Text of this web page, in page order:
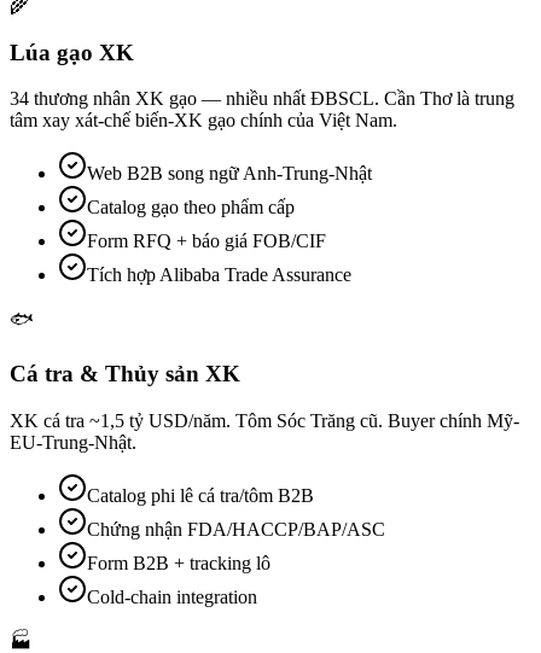
🌾
Lúa gạo XK
34 thương nhân XK gạo — nhiều nhất ĐBSCL. Cần Thơ là trung
tâm xay xát-chế biến-XK gạo chính của Việt Nam.
Web B2B song ngữ Anh-Trung-Nhật
Catalog gạo theo phẩm cấp
Form RFQ + báo giá FOB/CIF
Tích hợp Alibaba Trade Assurance
🐟
Cá tra & Thủy sản XK
XK cá tra ~1,5 tỷ USD/năm. Tôm Sóc Trăng cũ. Buyer chính Mỹ-
EU-Trung-Nhật.
Catalog phi lê cá tra/tôm B2B
Chứng nhận FDA/HACCP/BAP/ASC
Form B2B + tracking lô
Cold-chain integration
🏭